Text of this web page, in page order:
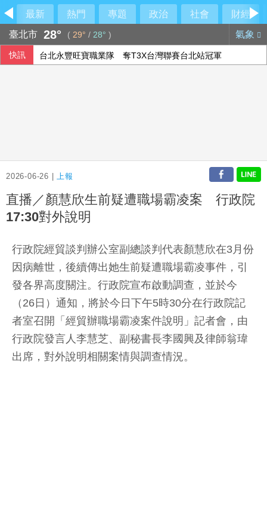
最新 熱門 專題 政治 社會
財經
臺北市 28° ( 29° / 28° ) 氣象
快訊 台北永豐旺寶職業隊 奪T3X台灣聯賽台北站冠軍
2026-06-26 |上報
直播／顏慧欣生前疑遭職場霸凌案 行政院
17:30對外說明
行政院經貿談判辦公室副總談判代表顏慧欣在3月份
因病離世，後續傳出她生前疑遭職場霸凌事件，引
發各界高度關注。行政院宣布啟動調查，並於今
（26日）通知，將於今日下午5時30分在行政院記
者室召開「經貿辦職場霸凌案件說明」記者會，由
行政院發言人李慧芝、副秘書長李國興及律師翁瑋
出席，對外說明相關案情與調查情況。